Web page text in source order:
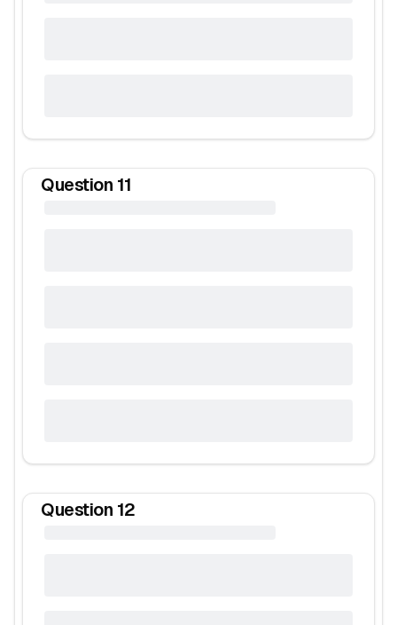
Question 11
Question 12